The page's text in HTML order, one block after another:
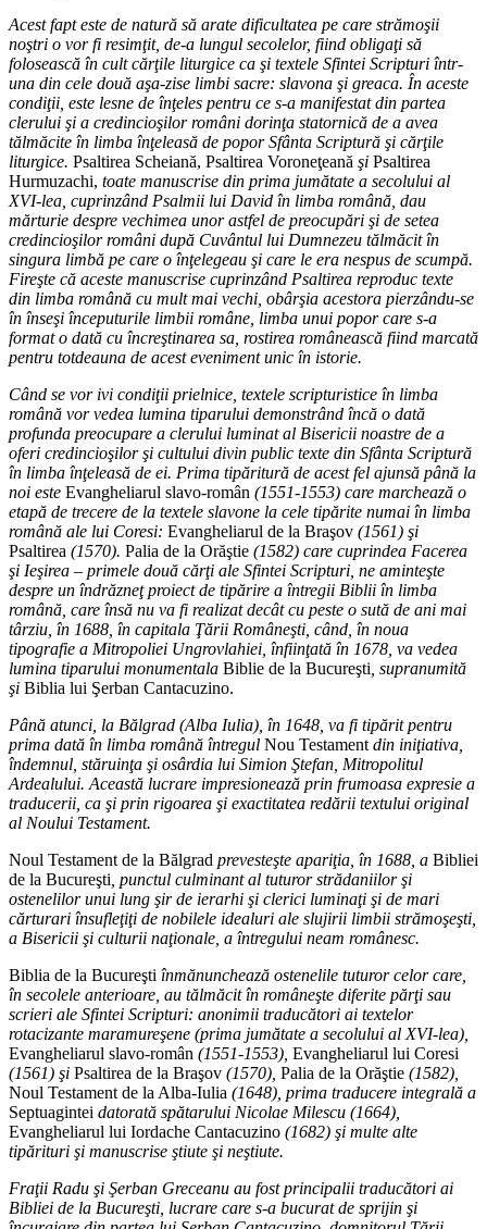
Acest fapt este de natură să arate dificultatea pe care strămoşii
noştri o vor fi resimţit, de-a lungul secolelor, fiind obligaţi să
folosească în cult cărţile liturgice ca şi textele Sfintei Scripturi într-
una din cele două aşa-zise limbi sacre: slavona şi greaca. În aceste
condiţii, este lesne de înţeles pentru ce s-a manifestat din partea
clerului şi a credincioşilor români dorinţa statornică de a avea
tălmăcite în limba înţeleasă de popor Sfânta Scriptură şi cărţile
liturgice. Psaltirea Scheiană, Psaltirea Voroneţeană şi Psaltirea
Hurmuzachi, toate manuscrise din prima jumătate a secolului al
XVI-lea, cuprinzând Psalmii lui David în limba română, dau
mărturie despre vechimea unor astfel de preocupări şi de setea
credincioşilor români după Cuvântul lui Dumnezeu tălmăcit în
singura limbă pe care o înţelegeau şi care le era nespus de scumpă.
Fireşte că aceste manuscrise cuprinzând Psaltirea reproduc texte
din limba română cu mult mai vechi, obârşia acestora pierzându-se
în înseşi începuturile limbii române, limba unui popor care s-a
format o dată cu încreştinarea sa, rostirea românească fiind marcată
pentru totdeauna de acest eveniment unic în istorie.
Când se vor ivi condiţii prielnice, textele scripturistice în limba
română vor vedea lumina tiparului demonstrând încă o dată
profunda preocupare a clerului luminat al Bisericii noastre de a
oferi credincioşilor şi cultului divin public texte din Sfânta Scriptură
în limba înţeleasă de ei. Prima tipăritură de acest fel ajunsă până la
noi este Evangheliarul slavo-român (1551-1553) care marchează o
etapă de trecere de la textele slavone la cele tipărite numai în limba
română ale lui Coresi: Evangheliarul de la Braşov (1561) şi
Psaltirea (1570). Palia de la Orăştie (1582) care cuprindea Facerea
şi Ieşirea – primele două cărţi ale Sfintei Scripturi, ne aminteşte
despre un îndrăzneţ proiect de tipărire a întregii Biblii în limba
română, care însă nu va fi realizat decât cu peste o sută de ani mai
târziu, în 1688, în capitala Ţării Româneşti, când, în noua
tipografie a Mitropoliei Ungrovlahiei, înfiinţată în 1678, va vedea
lumina tiparului monumentala Biblie de la Bucureşti , supranumită
şi Biblia lui Şerban Cantacuzino.
Până atunci, la Bălgrad (Alba Iulia), în 1648, va fi tipărit pentru
prima dată în limba română întregul Nou Testament din iniţiativa,
îndemnul, stăruinţa şi osârdia lui Simion Ştefan, Mitropolitul
Ardealului. Această lucrare impresionează prin frumoasa expresie a
traducerii, ca şi prin rigoarea şi exactitatea redării textului original
al Noului Testament.
Noul Testament de la Bălgrad prevesteşte apariţia, în 1688, a Bibliei
de la Bucureşti , punctul culminant al tuturor strădaniilor şi
ostenelilor unui lung şir de ierarhi şi clerici luminaţi şi de mari
cărturari însufleţiţi de nobilele idealuri ale slujirii limbii strămoşeşti,
a Bisericii şi culturii naţionale, a întregului neam românesc.
Biblia de la Bucureşti înmănunchează ostenelile tuturor celor care,
în secolele anterioare, au tălmăcit în româneşte diferite părţi sau
scrieri ale Sfintei Scripturi: anonimii traducători ai textelor
rotacizante maramureşene (prima jumătate a secolului al XVI-lea),
Evangheliarul slavo-român (1551-1553), Evangheliarul lui Coresi
(1561) şi Psaltirea de la Braşov (1570), Palia de la Orăştie (1582),
Noul Testament de la Alba-Iulia (1648), prima traducere integrală a
Septuagintei datorată spătarului Nicolae Milescu (1664),
Evangheliarul lui Iordache Cantacuzino (1682) şi multe alte
tipărituri şi manuscrise ştiute şi neştiute.
Fraţii Radu şi Şerban Greceanu au fost principalii traducători ai
Bibliei de la Bucureşti, lucrare care s-a bucurat de sprijin şi